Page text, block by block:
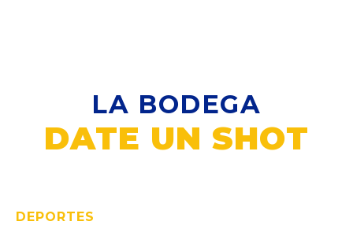
LA BODEGA
DATE UN SHOT
DEPORTES